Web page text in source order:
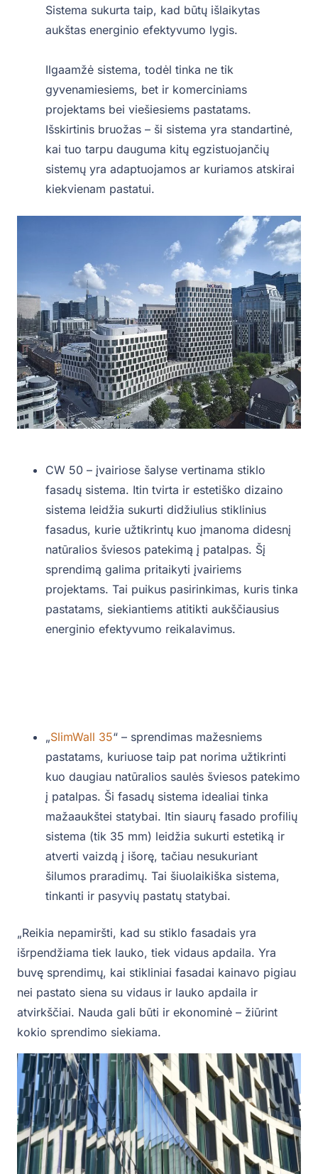
Sistema sukurta taip, kad būtų išlaikytas
aukštas energinio efektyvumo lygis.
Ilgaamžė sistema, todėl tinka ne tik
gyvenamiesiems, bet ir komerciniams
projektams bei viešiesiems pastatams.
Išskirtinis bruožas – ši sistema yra standartinė,
kai tuo tarpu dauguma kitų egzistuojančių
sistemų yra adaptuojamos ar kuriamos atskirai
kiekvienam pastatui.
CW 50 – įvairiose šalyse vertinama stiklo
fasadų sistema. Itin tvirta ir estetiško dizaino
sistema leidžia sukurti didžiulius stiklinius
fasadus, kurie užtikrintų kuo įmanoma didesnį
natūralios šviesos patekimą į patalpas. Šį
sprendimą galima pritaikyti įvairiems
projektams. Tai puikus pasirinkimas, kuris tinka
pastatams, siekiantiems atitikti aukščiausius
energinio efektyvumo reikalavimus.
„SlimWall 35“ – sprendimas mažesniems
pastatams, kuriuose taip pat norima užtikrinti
kuo daugiau natūralios saulės šviesos patekimo
į patalpas. Ši fasadų sistema idealiai tinka
mažaaukštei statybai. Itin siaurų fasado profilių
sistema (tik 35 mm) leidžia sukurti estetiką ir
atverti vaizdą į išorę, tačiau nesukuriant
šilumos praradimų. Tai šiuolaikiška sistema,
tinkanti ir pasyvių pastatų statybai.
„Reikia nepamiršti, kad su stiklo fasadais yra
išrpendžiama tiek lauko, tiek vidaus apdaila. Yra
buvę sprendimų, kai stikliniai fasadai kainavo pigiau
nei pastato siena su vidaus ir lauko apdaila ir
atvirkščiai. Nauda gali būti ir ekonominė – žiūrint
kokio sprendimo siekiama.